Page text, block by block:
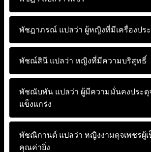
พัชฎาภรณ์ แปลว่า ผู้หญิงที่มีเครื่องปร
พัชณ์สินี แปลว่า หญิงที่มีความบริสุทธิ์
พัชณับพัน แปลว่า ผู้มีความมั่นคงประดุ
แข็งแกร่ง
พัชณิกานต์ แปลว่า หญิงงามดุจเพชรผู้
คุณค่ายิ่ง